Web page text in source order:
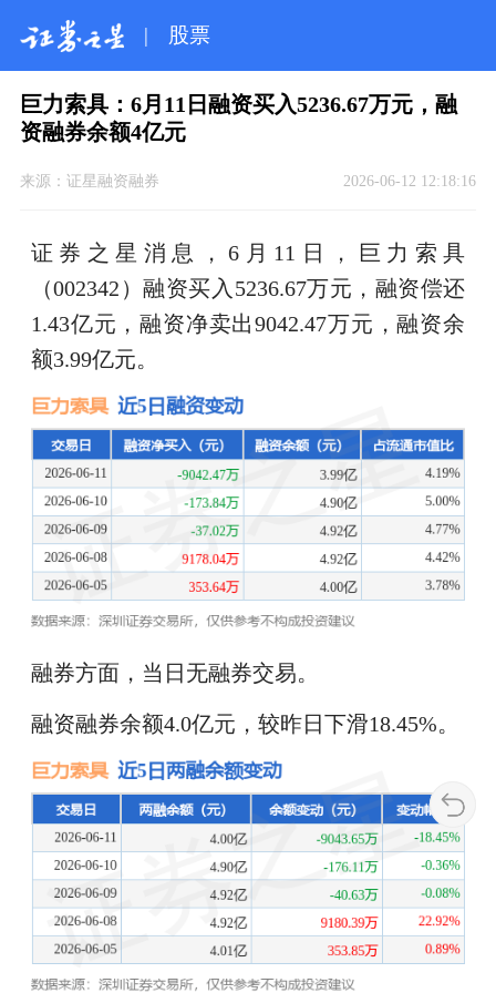
| 股票
巨力索具：6月11日融资买入5236.67万元，融
资融券余额4亿元
来源： 证星融资融券 2026-06-12 12:18:16
证券之星消息，6月11日，巨力索具
（002342）融资买入5236.67万元，融资偿还
1.43亿元，融资净卖出9042.47万元，融资余
额3.99亿元。
融券方面，当日无融券交易。
融资融券余额4.0亿元，较昨日下滑18.45%。